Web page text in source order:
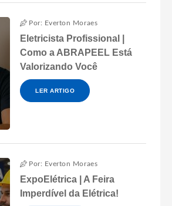
Por: Everton Moraes
Eletricista Profissional |
Como a ABRAPEEL Está
Valorizando Você
LER ARTIGO
Por: Everton Moraes
ExpoElétrica | A Feira
Imperdível da Elétrica!